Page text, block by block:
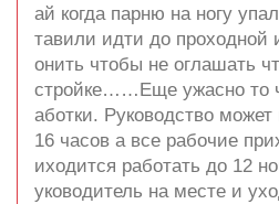
ай когда парню на ногу
тавили идти до проходной
онить чтобы не оглашать
стройке……Еще ужасно то
аботки. Руководство
16 часов а все рабочие
иходится работать до 12
уководитель на месте и